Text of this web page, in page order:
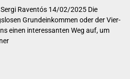
Raventós 14/02/2025 Die
Grundeinkommen oder der Vier-
einen interessanten Weg auf, um